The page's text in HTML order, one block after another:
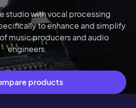
studio with vocal processing
to enhance and simplify
music producers and audio
engineers.
products